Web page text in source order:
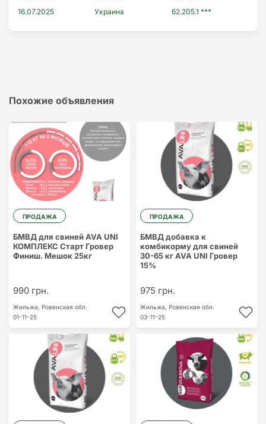
16.07.2025
Украина 62.205.1 ***
Похожие объявления
ПРОДАЖА
БМВД для свиней AVA UNI
КОМПЛЕКС Старт Гровер
Финиш. Мешок 25кг
990 грн.
Жильжа, Ровенская обл.
01-11-25
ПРОДАЖА
БМВД добавка к
комбикорму для свиней
30-65 кг AVA UNI Гровер
15%
975 грн.
Жильжа, Ровенская обл.
03-11-25